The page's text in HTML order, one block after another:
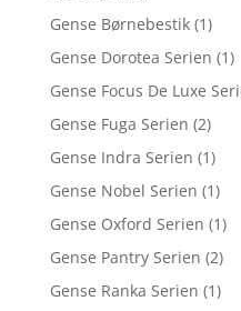
Gense Børnebestik (1)
Gense Dorotea Serien (1)
Gense Focus De Luxe
Gense Fuga Serien (2)
Gense Indra Serien (1)
Gense Nobel Serien (1)
Gense Oxford Serien (1)
Gense Pantry Serien (2)
Gense Ranka Serien (1)